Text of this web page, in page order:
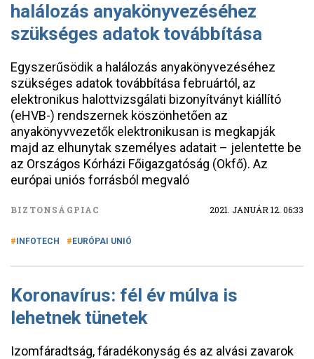
halálozás anyakönyvezéséhez
szükséges adatok továbbítása
Egyszerűsödik a halálozás anyakönyvezéséhez
szükséges adatok továbbítása februártól, az
elektronikus halottvizsgálati bizonyítványt kiállító
(eHVB-) rendszernek köszönhetően az
anyakönyvvezetők elektronikusan is megkapják
majd az elhunytak személyes adatait – jelentette be
az Országos Kórházi Főigazgatóság (Okfő). Az
európai uniós forrásból megvaló
BIZTONSÁGPIAC 2021. JANUÁR 12. 06:33
INFOTECH EURÓPAI UNIÓ
Koronavírus: fél év múlva is
lehetnek tünetek
Izomfáradtság, fáradékonyság és az alvási zavarok